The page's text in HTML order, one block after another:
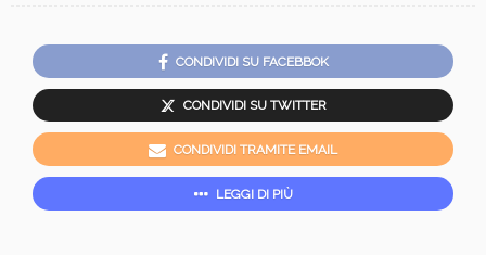
CONDIVIDI SU FACEBBOK
CONDIVIDI SU TWITTER
CONDIVIDI TRAMITE EMAIL
LEGGI DI PIÙ